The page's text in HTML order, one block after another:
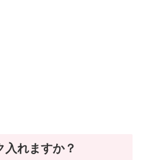
入れますか？